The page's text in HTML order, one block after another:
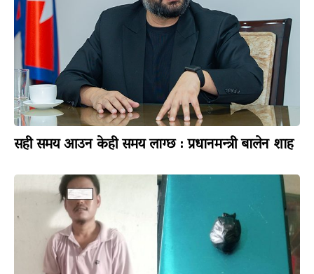
सही समय आउन केही समय लाग्छ : प्रधानमन्त्री बालेन शाह